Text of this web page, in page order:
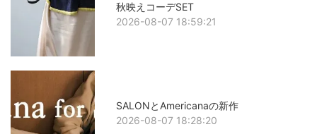
秋映えコーデSET
2026-08-07 18:59:21
SALONとAmericanaの新作
2026-08-07 18:28:20